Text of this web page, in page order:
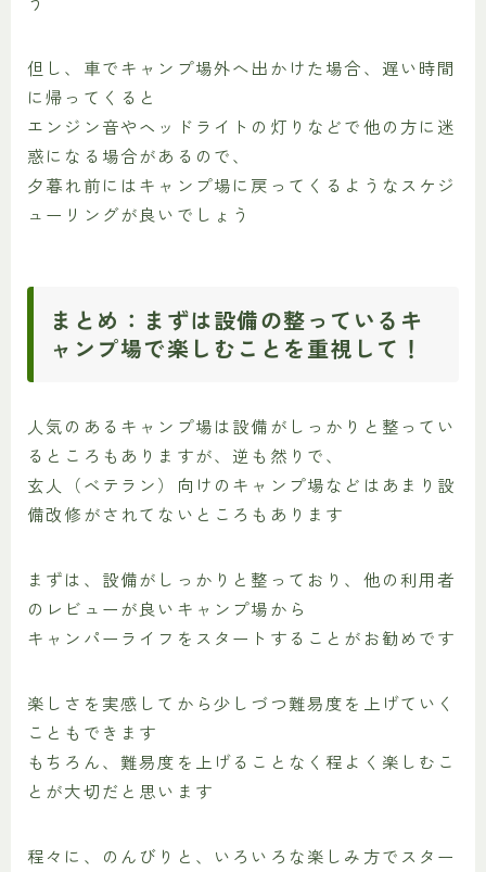
但し、車でキャンプ場外へ出かけた場合、遅い時間
に帰ってくると
エンジン音やヘッドライトの灯りなどで他の方に迷
惑になる場合があるので、
夕暮れ前にはキャンプ場に戻ってくるようなスケジ
ューリングが良いでしょう
まとめ：まずは設備の整っているキ
ャンプ場で楽しむことを重視して！
人気のあるキャンプ場は設備がしっかりと整ってい
るところもありますが、逆も然りで、
玄人（ベテラン）向けのキャンプ場などはあまり設
備改修がされてないところもあります
まずは、設備がしっかりと整っており、他の利用者
のレビューが良いキャンプ場から
キャンパーライフをスタートすることがお勧めです
楽しさを実感してから少しづつ難易度を上げていく
こともできます
もちろん、難易度を上げることなく程よく楽しむこ
とが大切だと思います
程々に、のんびりと、いろいろな楽しみ方でスター